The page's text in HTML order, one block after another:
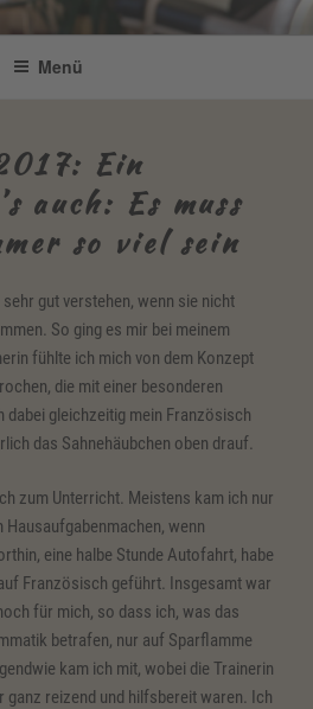
by Bettina Bonkas
| Englisch +
Menü
Ein
auch: Es muss
so viel sein
gut verstehen, wenn sie nicht
So ging es mir bei meinem
fühlte ich mich von dem Konzept
die mit einer besonderen
dabei gleichzeitig mein Französisch
das Sahnehäubchen oben drauf.
zum Unterricht. Meistens kam ich nur
wenn
eine halbe Stunde Autofahrt, habe
Französisch geführt. Insgesamt war
für mich, so dass ich, was das
betrafen, nur auf Sparflamme
kam ich mit, wobei die Trainerin
ganz reizend und hilfsbereit waren. Ich